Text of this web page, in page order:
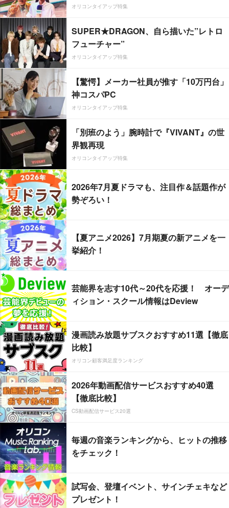
オリコンタイアップ特集
SUPER★DRAGON、自ら描いた”レトロ
フューチャー”
オリコンタイアップ特集
【驚愕】メーカー社員が推す「10万円台」
神コスパPC
オリコンタイアップ特集
「別班のよう」腕時計で『VIVANT』の世
界観再現
オリコンタイアップ特集
2026年7月夏ドラマも、注目作＆話題作が
勢ぞろい！
【夏アニメ2026】7月期夏の新アニメを一
挙紹介！
芸能界を志す10代～20代を応援！ オーデ
ィション・スクール情報はDeview
漫画読み放題サブスクおすすめ11選【徹底
比較】
オリコン顧客満足度ランキング
2026年動画配信サービスおすすめ40選
【徹底比較】
CS動画配信サービス20選
毎週の音楽ランキングから、ヒットの推移
をチェック！
試写会、登壇イベント、サインチェキなど
プレゼント！